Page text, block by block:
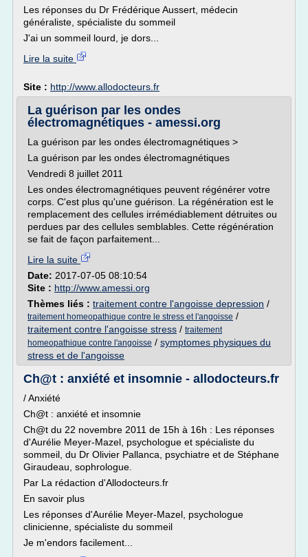
Les réponses du Dr Frédérique Aussert, médecin
généraliste, spécialiste du sommeil
J'ai un sommeil lourd, je dors...
Lire la suite
Site : http://www.allodocteurs.fr
La guérison par les ondes
électromagnétiques - amessi.org
La guérison par les ondes électromagnétiques >
La guérison par les ondes électromagnétiques
Vendredi 8 juillet 2011
Les ondes électromagnétiques peuvent régénérer votre
corps. C'est plus qu'une guérison. La régénération est le
remplacement des cellules irrémédiablement détruites ou
perdues par des cellules semblables. Cette régénération
se fait de façon parfaitement...
Lire la suite
Date: 2017-07-05 08:10:54
Site : http://www.amessi.org
Thèmes liés : traitement contre l'angoisse depression /
traitement homeopathique contre le stress et l'angoisse /
traitement contre l'angoisse stress / traitement
homeopathique contre l'angoisse / symptomes physiques du
stress et de l'angoisse
Ch@t : anxiété et insomnie - allodocteurs.fr
/ Anxiété
Ch@t : anxiété et insomnie
Ch@t du 22 novembre 2011 de 15h à 16h : Les réponses
d'Aurélie Meyer-Mazel, psychologue et spécialiste du
sommeil, du Dr Olivier Pallanca, psychiatre et de Stéphane
Giraudeau, sophrologue.
Par La rédaction d'Allodocteurs.fr
En savoir plus
Les réponses d'Aurélie Meyer-Mazel, psychologue
clinicienne, spécialiste du sommeil
Je m'endors facilement...